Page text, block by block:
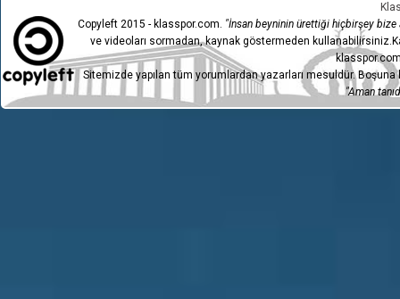
Copyleft 2015 - klasspor.com. "İnsan beyninin ürettiği hiçbirşey bize
ve videoları sormadan, kaynak göstermeden
Sitemizde yapılan tüm yorumlardan yazarları mesuldür.
"Aman